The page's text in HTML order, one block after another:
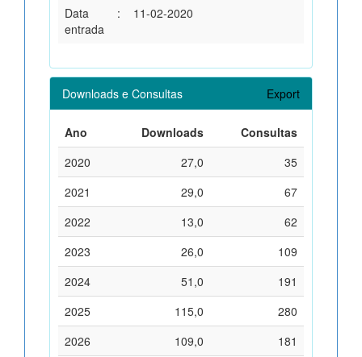
Data
entrada
: 11-02-2020
Downloads e Consultas Export
Ano Downloads
Consultas
2020
27,0
35
2021
29,0
67
2022
13,0
62
2023
26,0
109
2024
51,0
191
2025
115,0
280
2026
109,0
181